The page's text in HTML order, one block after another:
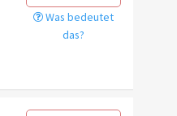
Was bedeutet
das?